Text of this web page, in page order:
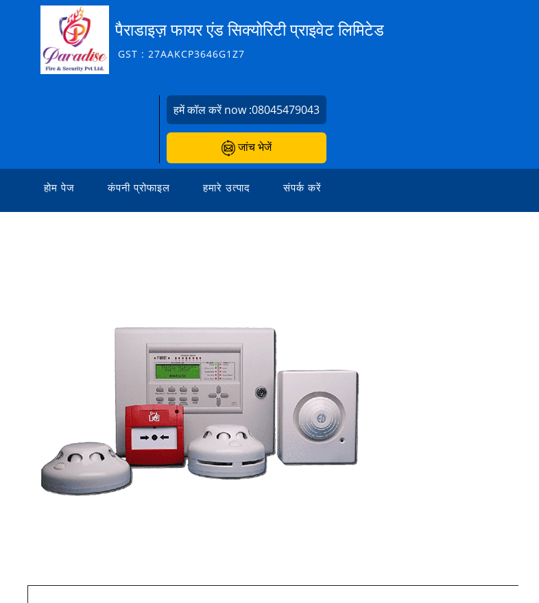
पैराडाइज़ फायर एंड सिक्योरिटी प्राइवेट लिमिटेड
GST : 27AAKCP3646G1Z7
हमें कॉल करें now :08045479043
जांच भेजें
होम पेज कंपनी प्रोफाइल हमारे उत्पाद संपर्क करें